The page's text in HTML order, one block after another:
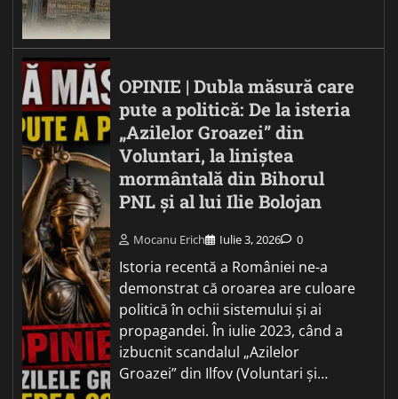
OPINIE | Dubla măsură care
pute a politică: De la isteria
„Azilelor Groazei” din
Voluntari, la liniștea
mormântală din Bihorul
PNL și al lui Ilie Bolojan
Mocanu Erich Iulie 3, 2026 0
Istoria recentă a României ne-a
demonstrat că oroarea are culoare
politică în ochii sistemului și ai
propagandei. În iulie 2023, când a
izbucnit scandalul „Azilelor
Groazei” din Ilfov (Voluntari și…